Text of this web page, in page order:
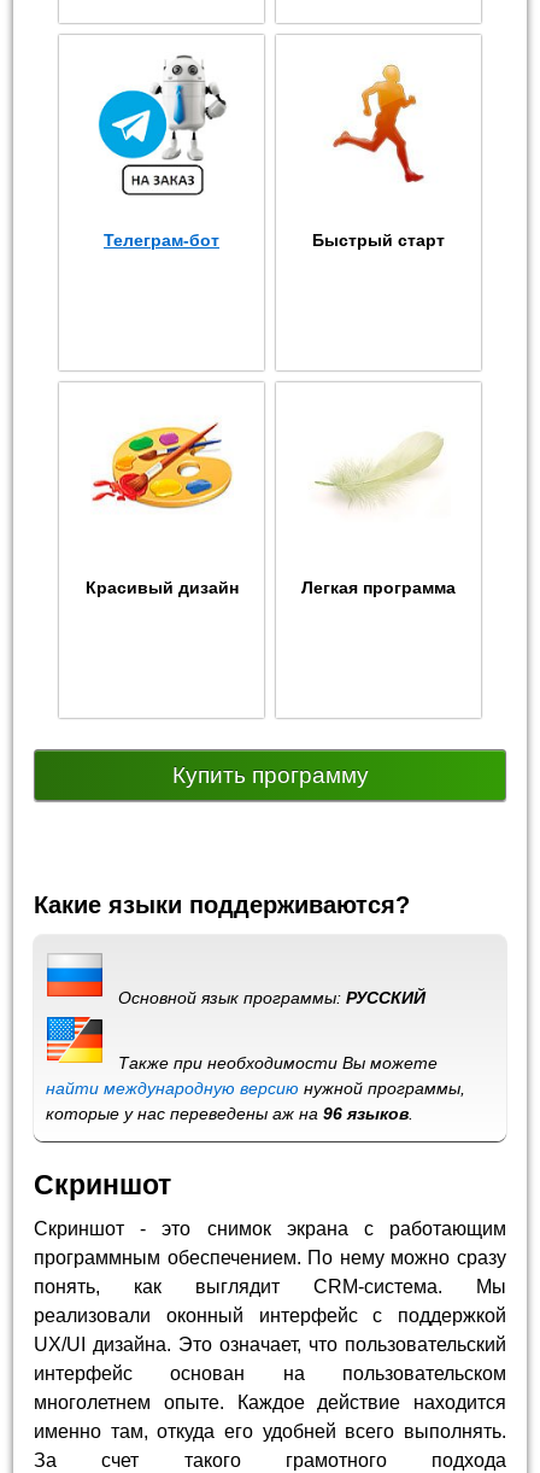
Телеграм-бот Быстрый старт
Красивый дизайн Легкая программа
Купить программу
Какие языки поддерживаются?
Основной язык программы:РУССКИЙ
Также при необходимости Вы можете
найти международную версию нужной программы,
которые у нас переведены аж на96 языков
Скриншот
Скриншот - это снимок экрана с работающим
программным обеспечением. По нему можно сразу
понять, как выглядит CRM-система. Мы
реализовали оконный интерфейс с поддержкой
UX/UI дизайна. Это означает, что пользовательский
интерфейс основан на пользовательском
многолетнем опыте. Каждое действие находится
именно там, откуда его удобней всего выполнять.
За счет такого грамотного подхода